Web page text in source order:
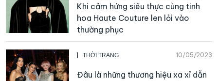
Khi cảm hứng siêu thực cùng tinh
hoa Haute Couture len lỏi vào
thường phục
THỜI TRANG 10/05/2023
Đâu là những thương hiệu xa xỉ dẫn